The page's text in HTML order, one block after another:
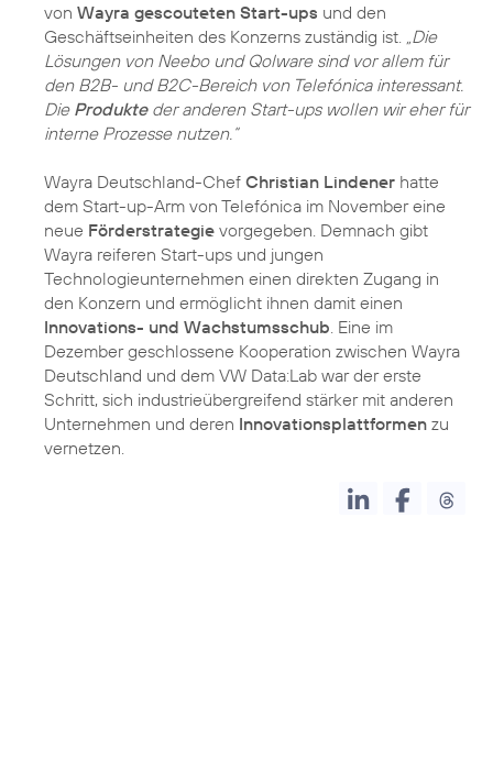
von Wayra gescouteten Start-ups und den
Geschäftseinheiten des Konzerns zuständig ist.
„Die
Lösungen von Neebo und Qolware sind vor allem für
den B2B- und B2C-Bereich von Telefónica interessant.
Die Produkteder anderen Start-ups wollen wir eher für
interne Prozesse nutzen.“
Wayra Deutschland-Chef Christian Lindener hatte
dem Start-up-Arm von Telefónica im November eine
neue Förderstrategie vorgegeben. Demnach gibt
Wayra reiferen Start-ups und jungen
Technologieunternehmen einen direkten Zugang in
den Konzern und ermöglicht ihnen damit einen
Innovations- und Wachstumsschub . Eine im
Dezember geschlossene Kooperation zwischen Wayra
Deutschland und dem VW Data:Lab war der erste
Schritt, sich industrieübergreifend stärker mit anderen
Unternehmen und deren Innovationsplattformen zu
vernetzen.